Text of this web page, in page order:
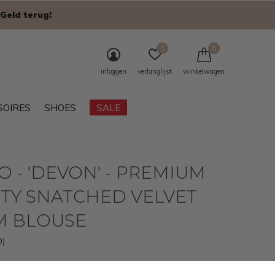
SHOES SALE
inloggen verlanglijst
0
winkelwagen
0
terug!
- 'DEVON' - PREMIUM
SNATCHED VELVET
BLOUSE